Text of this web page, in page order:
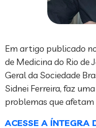
Em artigo publicado
de Medicina do Rio de
Geral da Sociedade
Sidnei Ferreira, faz
problemas que afetam
ACESSE A ÍNTEGRA